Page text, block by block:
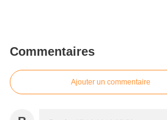
Commentaires
Ajouter un commentaire